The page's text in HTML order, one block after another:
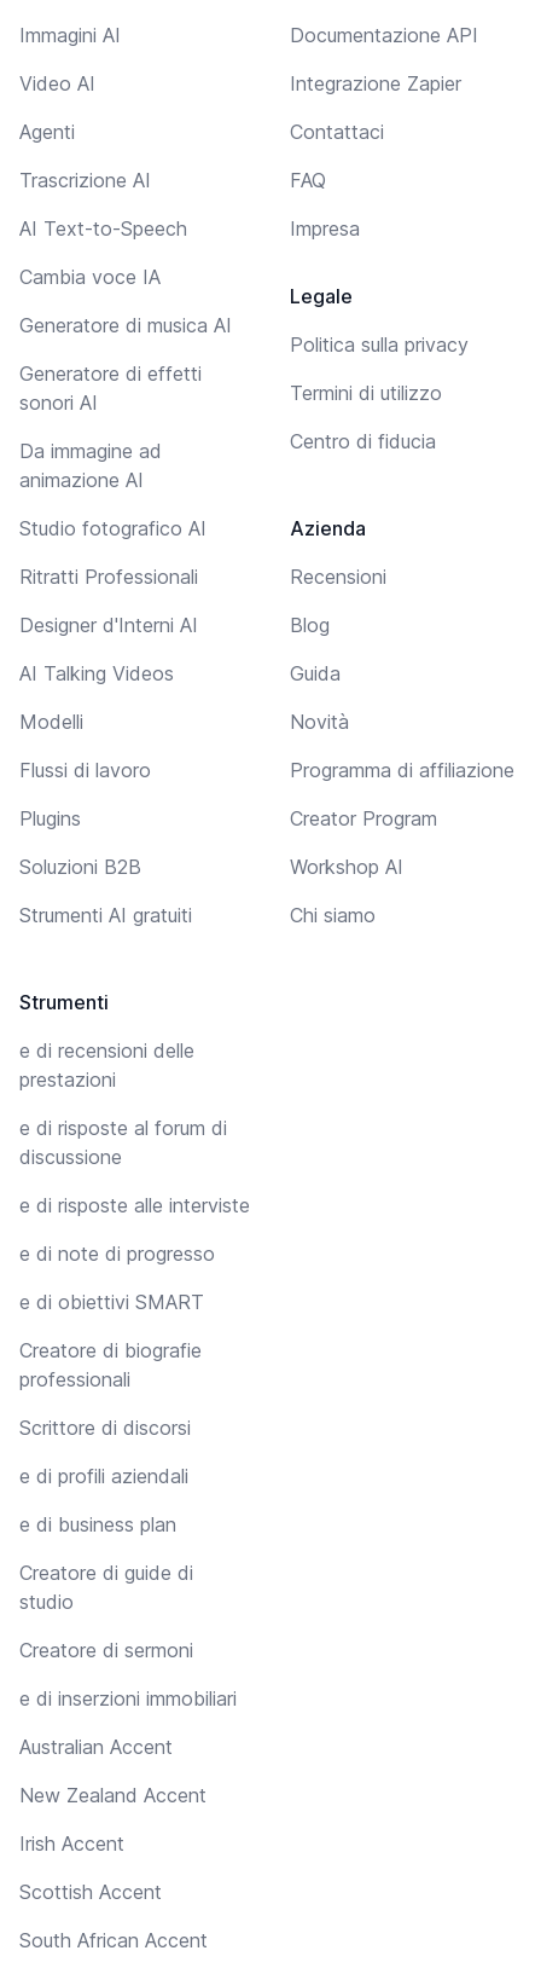
Immagini AI
Video AI
Agenti
Trascrizione AI
AI Text-to-Speech
Cambia voce IA
Generatore di musica AI
Generatore di effetti
sonori AI
Da immagine ad
animazione AI
Studio fotografico AI
Ritratti Professionali
Designer d'Interni AI
AI Talking Videos
Modelli
Flussi di lavoro
Plugins
Soluzioni B2B
Strumenti AI gratuiti
Strumenti
e di recensioni delle
prestazioni
e di risposte al forum di
discussione
e di risposte alle interviste
e di note di progresso
e di obiettivi SMART
Creatore di biografie
professionali
Scrittore di discorsi
e di profili aziendali
e di business plan
Creatore di guide di
studio
Creatore di sermoni
e di inserzioni immobiliari
Australian Accent
New Zealand Accent
Irish Accent
Scottish Accent
South African Accent
Documentazione API
Integrazione Zapier
Contattaci
FAQ
Impresa
Legale
Politica sulla privacy
Termini di utilizzo
Centro di fiducia
Azienda
Recensioni
Blog
Guida
Novità
Programma di affiliazione
Creator Program
Workshop AI
Chi siamo